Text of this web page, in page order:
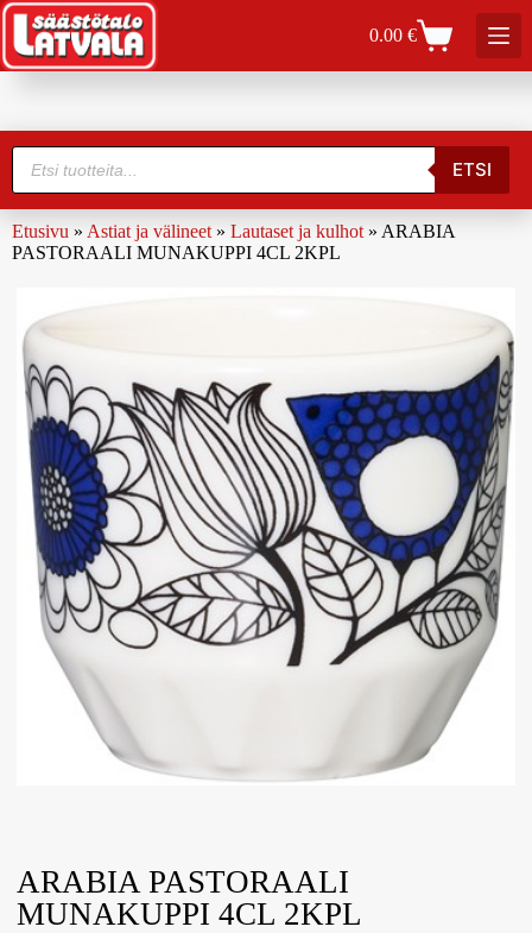
0.00€
ETSI
Etusivu » Astiat ja välineet » Lautaset ja kulhot » ARABIA
PASTORAALI MUNAKUPPI 4CL 2KPL
ARABIA PASTORAALI
MUNAKUPPI 4CL 2KPL